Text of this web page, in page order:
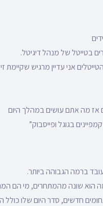
בטייטל של מנהל דיגיטל.
אני עדיין מרגיש שקיימת
אז מה אתם עושים במהלך היום
בגוגל ופייסבוק”
ברמה הגבוהה ביותר.
הוא שונה מהמתחרים, מי הם
חדשים, סדר היום שלו